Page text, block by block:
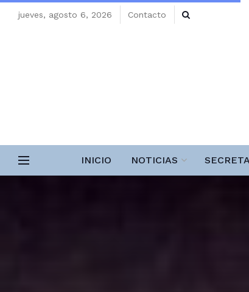
jueves, agosto 6, 2026 Contacto
INICIO NOTICIAS